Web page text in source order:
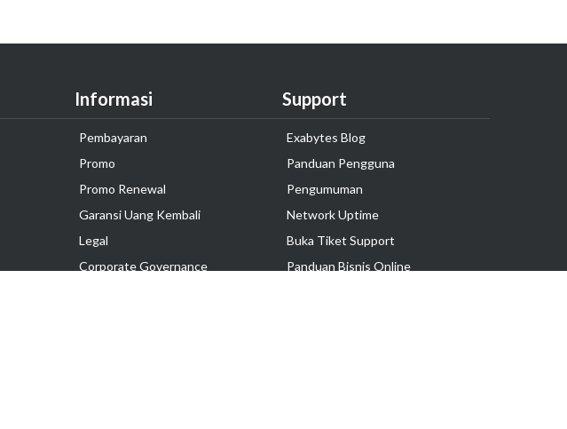
Informasi
Pembayaran
Promo
Promo Renewal
Garansi Uang Kembali
Legal
Corporate Governance
Support
Exabytes Blog
Panduan Pengguna
Pengumuman
Network Uptime
Buka Tiket Support
Panduan Bisnis Online